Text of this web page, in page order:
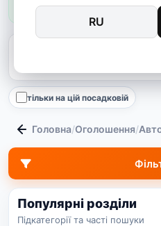
RU
медіана448 019 ₴513
тільки на цій посадковій
Головна/Оголошення/
Популярні розділи
Підкатегорії та часті пошуки